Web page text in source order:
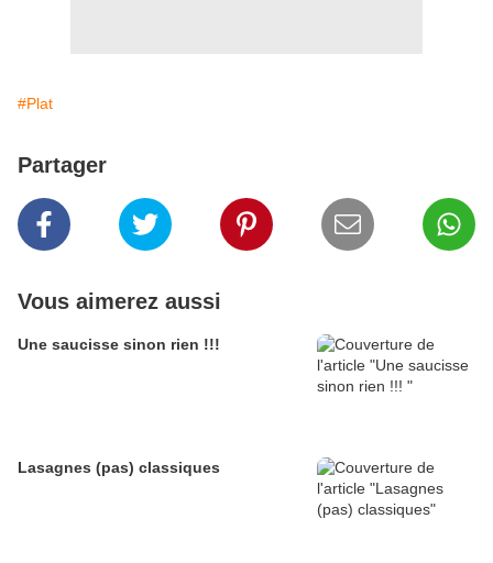
#Plat
Partager
Vous aimerez aussi
Une saucisse sinon rien !!!
Lasagnes (pas) classiques